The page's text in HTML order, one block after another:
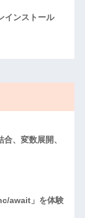
インストール
、変数展開、
await」を体験